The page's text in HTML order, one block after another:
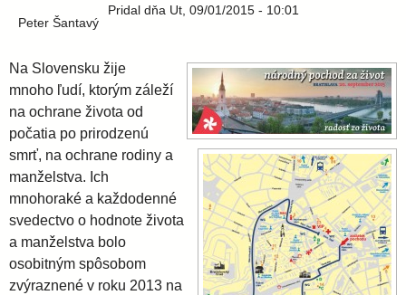
a
v
s
k
á
i
e
Pridal
Peter Šantavý
dňa Ut, 09/01/2015 - 10:01
Na Slovensku žije
mnoho ľudí, ktorým záleží
na ochrane života od
počatia po prirodzenú
smrť, na ochrane rodiny a
manželstva. Ich
mnohoraké a každodenné
svedectvo o hodnote života
a manželstva bolo
osobitným spôsobom
zvýraznené v roku 2013 na